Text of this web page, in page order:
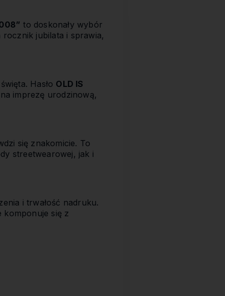
to doskonały wybór
jubilata i sprawia,
Hasło OLD IS
imprezę urodzinową,
się znakomicie. To
streetwearowej, jak i
i trwałość nadruku.
komponuje się z